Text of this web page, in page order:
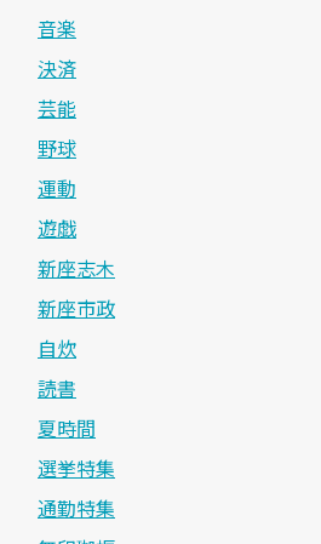
音楽
決済
芸能
野球
運動
遊戯
新座志木
新座市政
自炊
読書
夏時間
選挙特集
通勤特集